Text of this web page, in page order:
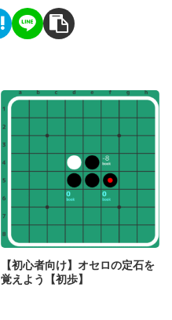
【初心者向け】オセロの定石を
覚えよう【初歩】